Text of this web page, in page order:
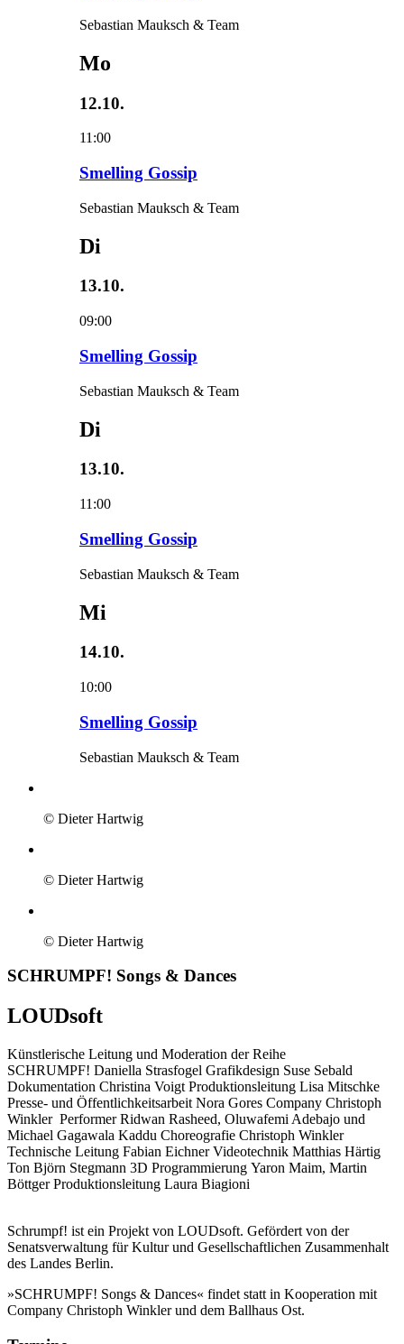
Sebastian Mauksch & Team
Mo
12.10.
11:00
Smelling Gossip
Sebastian Mauksch & Team
Di
13.10.
09:00
Smelling Gossip
Sebastian Mauksch & Team
Di
13.10.
11:00
Smelling Gossip
Sebastian Mauksch & Team
Mi
14.10.
10:00
Smelling Gossip
Sebastian Mauksch & Team
© Dieter Hartwig
© Dieter Hartwig
© Dieter Hartwig
SCHRUMPF! Songs & Dances
LOUDsoft
Künstlerische Leitung und Moderation der Reihe
SCHRUMPF! Daniella Strasfogel Grafikdesign Suse Sebald
Dokumentation Christina Voigt Produktionsleitung Lisa Mitschke
Presse- und Öffentlichkeitsarbeit Nora Gores Company Christoph
Winkler PerformerRidwan Rasheed, Oluwafemi Adebajo und
Michael Gagawala Kaddu Choreografie Christoph Winkler
Technische Leitung Fabian EichnerVideotechnik Matthias Härtig
Ton Björn Stegmann 3D Programmierung Yaron Maim, Martin
BöttgerProduktionsleitung Laura Biagioni
Schrumpf! ist ein Projekt von LOUDsoft. Gefördert von der
Senatsverwaltung für Kultur und Gesellschaftlichen Zusammenhalt
des Landes Berlin.
»SCHRUMPF! Songs & Dances« findet statt in Kooperation mit
Company Christoph Winkler und dem Ballhaus Ost.